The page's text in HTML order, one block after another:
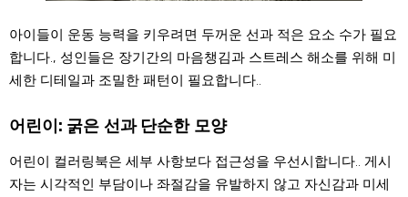
아이들이 운동 능력을 키우려면 두꺼운 선과 적은 요소 수가 필요
합니다., 성인들은 장기간의 마음챙김과 스트레스 해소를 위해 미
세한 디테일과 조밀한 패턴이 필요합니다..
어린이: 굵은 선과 단순한 모양
어린이 컬러링북은 세부 사항보다 접근성을 우선시합니다.. 게시
자는 시각적인 부담이나 좌절감을 유발하지 않고 자신감과 미세